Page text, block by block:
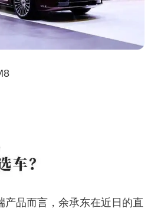
产品而言，余承东在近日的直